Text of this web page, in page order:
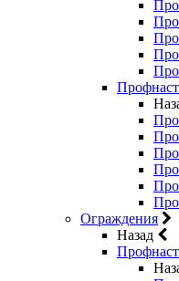
Ограждения
Назад